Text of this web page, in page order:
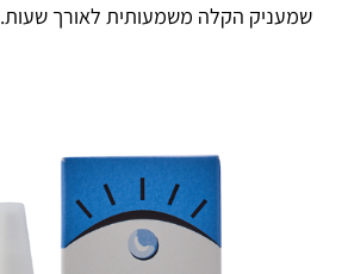
שמעניק הקלה משמעותית לאורך שעות.